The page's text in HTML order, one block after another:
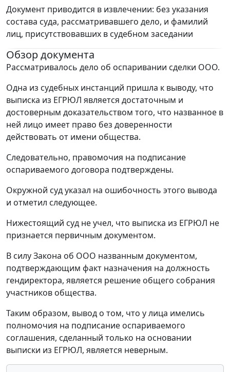
Документ приводится в извлечении: без указания
состава суда, рассматривавшего дело, и фамилий
лиц, присутствовавших в судебном заседании
Обзор документа
Рассматривалось дело об оспаривании сделки ООО.
Одна из судебных инстанций пришла к выводу, что
выписка из ЕГРЮЛ является достаточным и
достоверным доказательством того, что названное в
ней лицо имеет право без доверенности
действовать от имени общества.
Следовательно, правомочия на подписание
оспариваемого договора подтверждены.
Окружной суд указал на ошибочность этого вывода
и отметил следующее.
Нижестоящий суд не учел, что выписка из ЕГРЮЛ не
признается первичным документом.
В силу Закона об ООО названным документом,
подтверждающим факт назначения на должность
гендиректора, является решение общего собрания
участников общества.
Таким образом, вывод о том, что у лица имелись
полномочия на подписание оспариваемого
соглашения, сделанный только на основании
выписки из ЕГРЮЛ, является неверным.